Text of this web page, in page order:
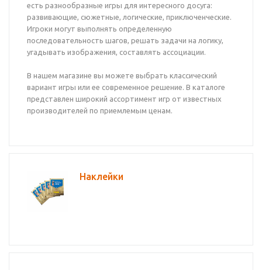
есть разнообразные игры для интересного досуга:
развивающие, сюжетные, логические, приключенческие.
Игроки могут выполнять определенную
последовательность шагов, решать задачи на логику,
угадывать изображения, составлять ассоциации.
В нашем магазине вы можете выбрать классический
вариант игры или ее современное решение. В каталоге
представлен широкий ассортимент игр от известных
производителей по приемлемым ценам.
Наклейки